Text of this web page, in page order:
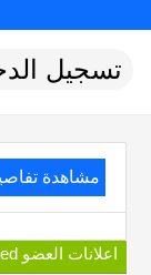
تسجيل
مشاهدة
اعلانات العضو Mahmoud Rashed